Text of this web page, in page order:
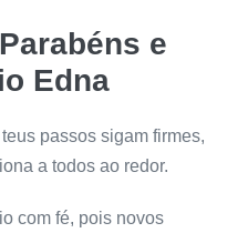
e
Edna
passos sigam firmes,
a todos ao redor.
com fé, pois novos